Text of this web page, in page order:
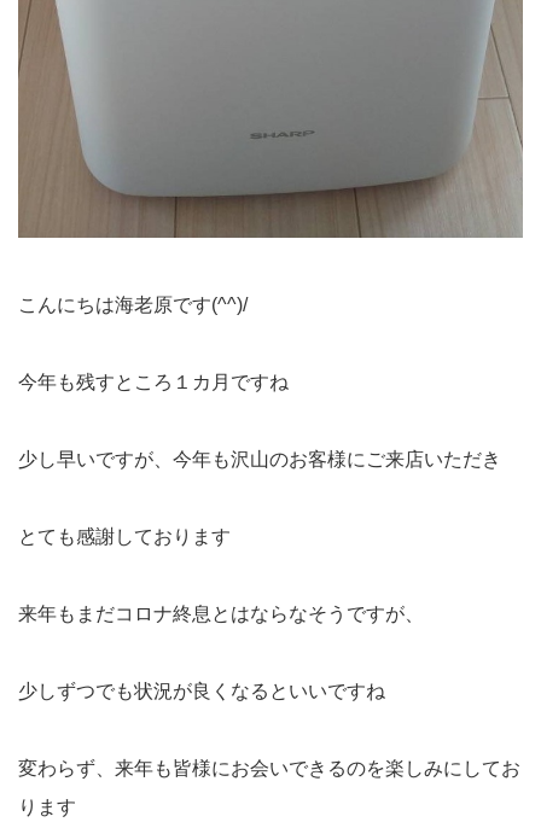
こんにちは海老原です(^^)/
今年も残すところ１カ月ですね
少し早いですが、今年も沢山のお客様にご来店いただき
とても感謝しております
来年もまだコロナ終息とはならなそうですが、
少しずつでも状況が良くなるといいですね
変わらず、来年も皆様にお会いできるのを楽しみにしてお
ります